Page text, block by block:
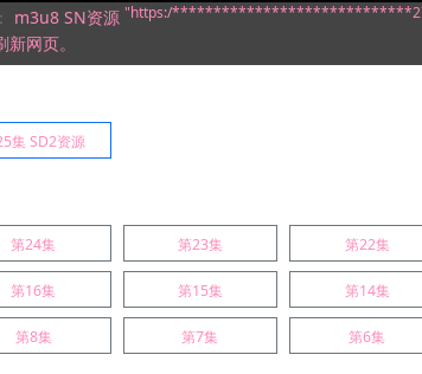
m3u8 SN资源 "https:/*****************************27/
新网页。
集 SD2资源
第24集 第23集 第22集
第16集 第15集 第14集
第8集 第7集 第6集